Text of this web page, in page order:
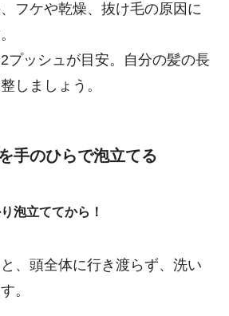
フケや乾燥、抜け毛の原因に
プッシュが目安。自分の髪の長
しましょう。
手のひらで泡立てる
泡立ててから！
、頭全体に行き渡らず、洗い
。